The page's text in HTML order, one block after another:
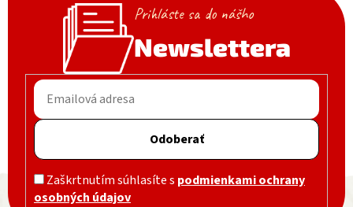
Prihláste sa do nášho
Newslettera
Odoberať
Zaškrtnutím súhlasíte s podmienkami ochrany
osobných údajov
Zápätie